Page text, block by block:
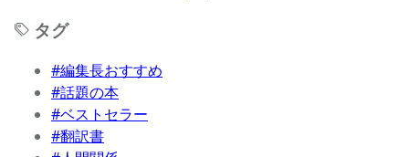
タグ
#編集長おすすめ
#話題の本
#ベストセラー
#翻訳書